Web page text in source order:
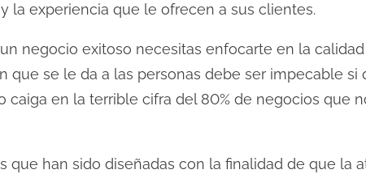
la experiencia que le ofrecen a sus clientes.
negocio exitoso necesitas enfocarte en la
que se le da a las personas debe ser impecable si
en la terrible cifra del 80% de negocios que
que han sido diseñadas con la finalidad de que la